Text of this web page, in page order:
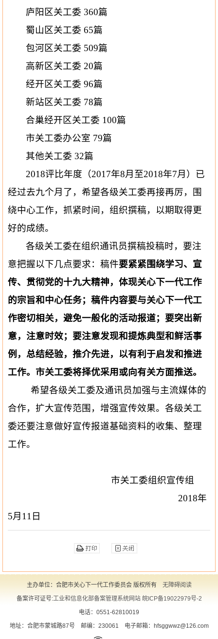
庐阳区关工委 360篇
蜀山区关工委 65篇
包河区关工委 509篇
高新区关工委20篇
经开区关工委96篇
新站区关工委 78篇
合巢经开区关工委 100篇
市关工委办公室 79篇
其他关工委 32篇
2018评比年度（2017年8月至2018年7月）已
经过去九个月了，希望各级关工委再接再厉，围
绕中心工作，抓紧时间，组织撰稿，以期取得更
好的成绩。
各级关工委在组织通讯员撰稿投稿时，要注
意把握以下几点要求：稿件要紧紧围绕学习、宣
传、贯彻党的十九大精神，体现关心下一代工作
的宗旨和中心任务； 稿件内容要与关心下一代工
作密切相关，避免一般化的活动报道；要突出新
意，注意时效；要注意发现和提炼典型和鲜活事
例，总结经验，推介先进，以有利于启发和推进
工作。市关工委将择优采用或向有关方面推送。
希望各级关工委及通讯员加强与主流媒体的
合作，扩大宣传范围，增强宣传效果。各级关工
委还要注意做好宣传报道基础资料的收集、整理
工作。
市关工委组织宣传组
2018年
5月 11 日
主办单位：合肥市关心下一代工作委员会 版权所有
无障碍阅读
备案许可证号:工业和信息化部备案管理系统网站 皖ICP备19022979号-2
电话：0551-62810019
地址：合肥市蒙城路87号
邮编：230061 电子邮箱：hfsggwwz@126.com